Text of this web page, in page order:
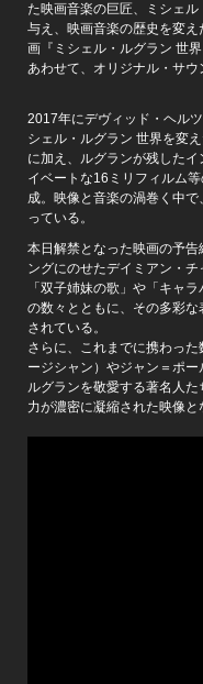
た映画音楽の巨匠、ミシェ
与え、映画音楽の歴史を変
画『ミシェル・ルグラン 世
あわせて、オリジナル・サウ
2017年にデヴィッド・ヘル
シェル・ルグラン 世界を変
に加え、ルグランが残した
イベートな16ミリフィルム
成。映像と音楽の渦巻く中
っている。
本日解禁となった映画の予
ングにのせたデイミアン・チ
「双子姉妹の歌」や「キャ
の数々とともに、その多彩
されている。
さらに、これまでに携わっ
ージシャン）やジャン＝ポー
ルグランを敬愛する著名人
力が濃密に凝縮された映像と